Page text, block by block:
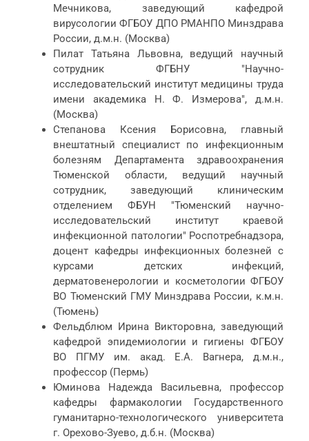
Мечникова, заведующий кафедрой
вирусологии ФГБОУ ДПО РМАНПО Минздрава
России, д.м.н. (Москва)
Пилат Татьяна Львовна, ведущий научный
сотрудник ФГБНУ "Научно-
исследовательский институт медицины труда
имени академика Н. Ф. Измерова", д.м.н.
(Москва)
Степанова Ксения Борисовна, главный
внештатный специалист по инфекционным
болезням Департамента здравоохранения
Тюменской области, ведущий научный
сотрудник, заведующий клиническим
отделением ФБУН "Тюменский научно-
исследовательский институт краевой
инфекционной патологии" Роспотребнадзора,
доцент кафедры инфекционных болезней с
курсами детских инфекций,
дерматовенерологии и косметологии ФГБОУ
ВО Тюменский ГМУ Минздрава России, к.м.н.
(Тюмень)
Фельдблюм Ирина Викторовна, заведующий
кафедрой эпидемиологии и гигиены ФГБОУ
ВО ПГМУ им. акад. Е.А. Вагнера, д.м.н.,
профессор (Пермь)
Юминова Надежда Васильевна, профессор
кафедры фармакологии Государственного
гуманитарно-технологического университета
г. Орехово-Зуево, д.б.н. (Москва)